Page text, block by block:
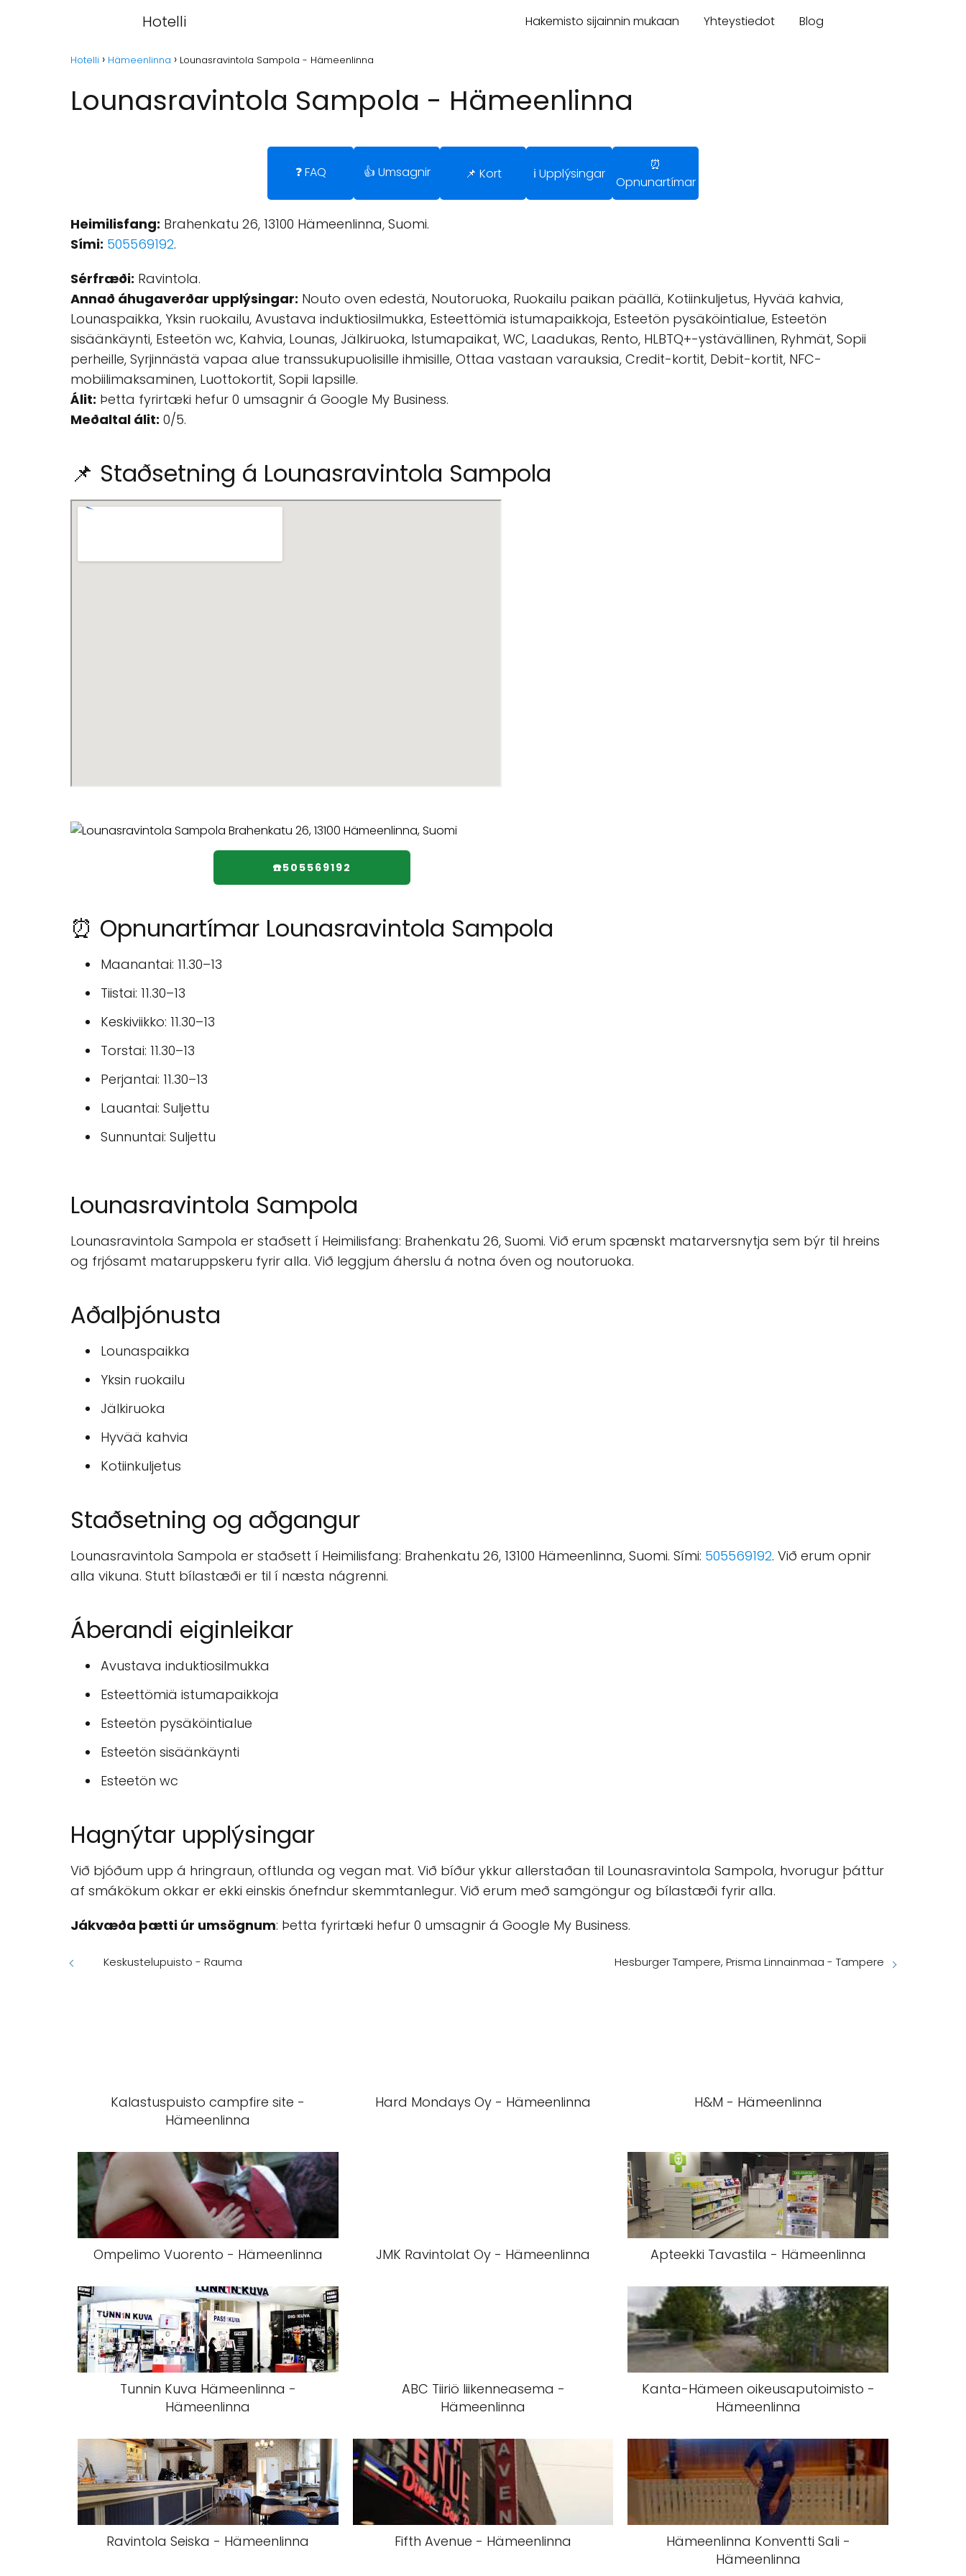
Hotelli Hakemisto sijainnin mukaan Yhteystiedot Blog
Hotelli Hämeenlinna Lounasravintola Sampola - Hämeenlinna
Lounasravintola Sampola - Hämeenlinna
❓ FAQ 👍 Umsagnir 📌 Kort ℹ️ Upplýsingar
⏰
Opnunartímar
Heimilisfang: Brahenkatu 26, 13100 Hämeenlinna, Suomi.
Sími: 505569192.
Sérfræði: Ravintola.
Annað áhugaverðar upplýsingar: Nouto oven edestä, Noutoruoka, Ruokailu paikan päällä, Kotiinkuljetus, Hyvää kahvia,
Lounaspaikka, Yksin ruokailu, Avustava induktiosilmukka, Esteettömiä istumapaikkoja, Esteetön pysäköintialue, Esteetön
sisäänkäynti, Esteetön wc, Kahvia, Lounas, Jälkiruoka, Istumapaikat, WC, Laadukas, Rento, HLBTQ+-ystävällinen, Ryhmät, Sopii
perheille, Syrjinnästä vapaa alue transsukupuolisille ihmisille, Ottaa vastaan varauksia, Credit-kortit, Debit-kortit, NFC-
mobiilimaksaminen, Luottokortit, Sopii lapsille.
Álit: Þetta fyrirtæki hefur 0 umsagnir á Google My Business.
Meðaltal álit: 0/5.
📌 Staðsetning á Lounasravintola Sampola
☎️505569192
⏰ Opnunartímar Lounasravintola Sampola
Maanantai: 11.30–13
Tiistai: 11.30–13
Keskiviikko: 11.30–13
Torstai: 11.30–13
Perjantai: 11.30–13
Lauantai: Suljettu
Sunnuntai: Suljettu
Lounasravintola Sampola
Lounasravintola Sampola er staðsett í Heimilisfang: Brahenkatu 26, Suomi. Við erum spænskt matarversnytja sem býr til hreins
og frjósamt mataruppskeru fyrir alla. Við leggjum áherslu á notna óven og noutoruoka.
Aðalþjónusta
Lounaspaikka
Yksin ruokailu
Jälkiruoka
Hyvää kahvia
Kotiinkuljetus
Staðsetning og aðgangur
Lounasravintola Sampola er staðsett í Heimilisfang: Brahenkatu 26, 13100 Hämeenlinna, Suomi. Sími: 505569192. Við erum opnir
alla vikuna. Stutt bílastæði er til í næsta nágrenni.
Áberandi eiginleikar
Avustava induktiosilmukka
Esteettömiä istumapaikkoja
Esteetön pysäköintialue
Esteetön sisäänkäynti
Esteetön wc
Hagnýtar upplýsingar
Við bjóðum upp á hringraun, oftlunda og vegan mat. Við bíður ykkur allerstaðan til Lounasravintola Sampola, hvorugur þáttur
af smákökum okkar er ekki einskis ónefndur skemmtanlegur. Við erum með samgöngur og bílastæði fyrir alla.
Jákvæða þætti úr umsögnum: Þetta fyrirtæki hefur 0 umsagnir á Google My Business.
Keskustelupuisto - Rauma Hesburger Tampere, Prisma Linnainmaa - Tampere
Kalastuspuisto campfire site -
Hämeenlinna
Hard Mondays Oy - Hämeenlinna H&M - Hämeenlinna
Ompelimo Vuorento - Hämeenlinna JMK Ravintolat Oy - Hämeenlinna Apteekki Tavastila - Hämeenlinna
Tunnin Kuva Hämeenlinna -
Hämeenlinna
ABC Tiiriö liikenneasema -
Hämeenlinna
Kanta-Hämeen oikeusaputoimisto -
Hämeenlinna
Ravintola Seiska - Hämeenlinna Fifth Avenue - Hämeenlinna
Hämeenlinna Konventti Sali -
Hämeenlinna